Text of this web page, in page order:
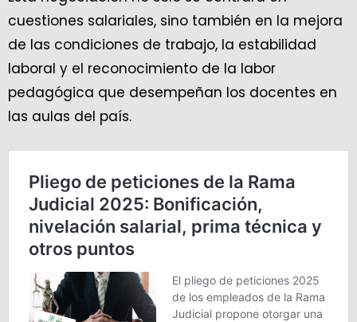
cuestiones salariales, sino también en la mejora
de las condiciones de trabajo, la estabilidad
laboral y el reconocimiento de la labor
pedagógica que desempeñan los docentes en
las aulas del país.